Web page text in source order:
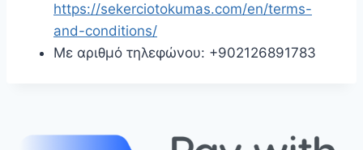
https://sekerciotokumas.com/en/terms-
and-conditions/
Με αριθμό τηλεφώνου: +902126891783